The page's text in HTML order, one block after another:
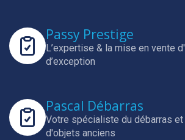
Passy Prestige
L’expertise & la mise en vente
d’exception
Pascal Débarras
Votre spécialiste du débarras
d'objets anciens